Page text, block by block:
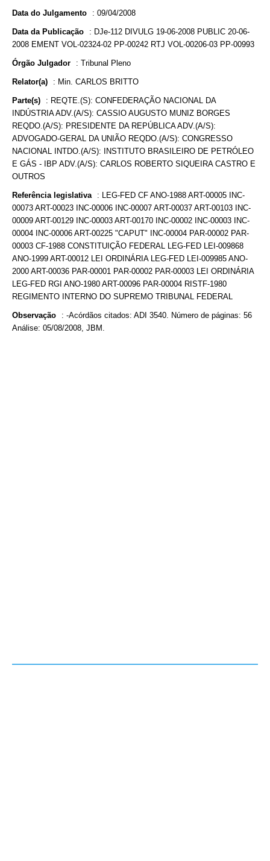
Data do Julgamento : 09/04/2008
Data da Publicação : DJe-112 DIVULG 19-06-2008 PUBLIC 20-06-
2008 EMENT VOL-02324-02 PP-00242 RTJ VOL-00206-03 PP-00993
Órgão Julgador : Tribunal Pleno
Relator(a) : Min. CARLOS BRITTO
Parte(s) : REQTE.(S): CONFEDERAÇÃO NACIONAL DA
INDÚSTRIA ADV.(A/S): CASSIO AUGUSTO MUNIZ BORGES
REQDO.(A/S): PRESIDENTE DA REPÚBLICA ADV.(A/S):
ADVOGADO-GERAL DA UNIÃO REQDO.(A/S): CONGRESSO
NACIONAL INTDO.(A/S): INSTITUTO BRASILEIRO DE PETRÓLEO
E GÁS - IBP ADV.(A/S): CARLOS ROBERTO SIQUEIRA CASTRO E
OUTROS
Referência legislativa : LEG-FED CF ANO-1988 ART-00005 INC-
00073 ART-00023 INC-00006 INC-00007 ART-00037 ART-00103 INC-
00009 ART-00129 INC-00003 ART-00170 INC-00002 INC-00003 INC-
00004 INC-00006 ART-00225 "CAPUT" INC-00004 PAR-00002 PAR-
00003 CF-1988 CONSTITUIÇÃO FEDERAL LEG-FED LEI-009868
ANO-1999 ART-00012 LEI ORDINÁRIA LEG-FED LEI-009985 ANO-
2000 ART-00036 PAR-00001 PAR-00002 PAR-00003 LEI ORDINÁRIA
LEG-FED RGI ANO-1980 ART-00096 PAR-00004 RISTF-1980
REGIMENTO INTERNO DO SUPREMO TRIBUNAL FEDERAL
Observação : -Acórdãos citados: ADI 3540. Número de páginas: 56
Análise: 05/08/2008, JBM.